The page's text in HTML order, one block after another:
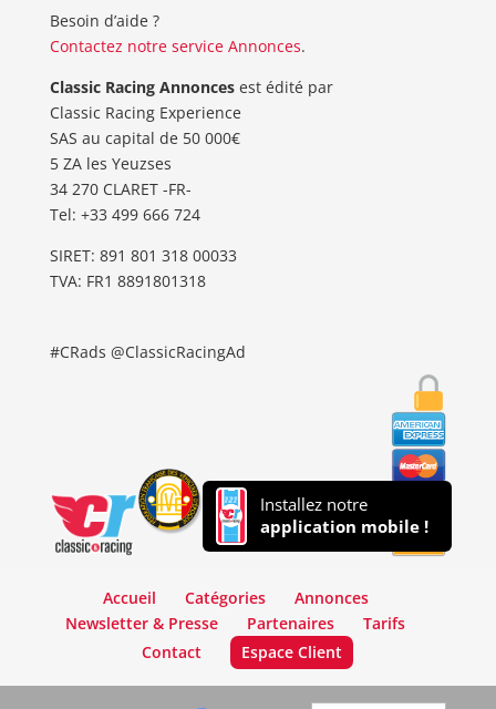
Besoin d’aide ?
Contactez notre service Annonces.
Classic Racing Annoncesest édité par
Classic Racing Experience
SAS au capital de 50 000€
5 ZA les Yeuzses
34 270 CLARET -FR-
Tel: ‭+33 499 666 724‬
SIRET: 891 801 318 00033
TVA: FR1 8891801318
#CRads @ClassicRacingAd
Installez notre
application mobile !
Accueil Catégories
Annonces
Newsletter & Presse
Partenaires
Tarifs
Contact
Espace Client